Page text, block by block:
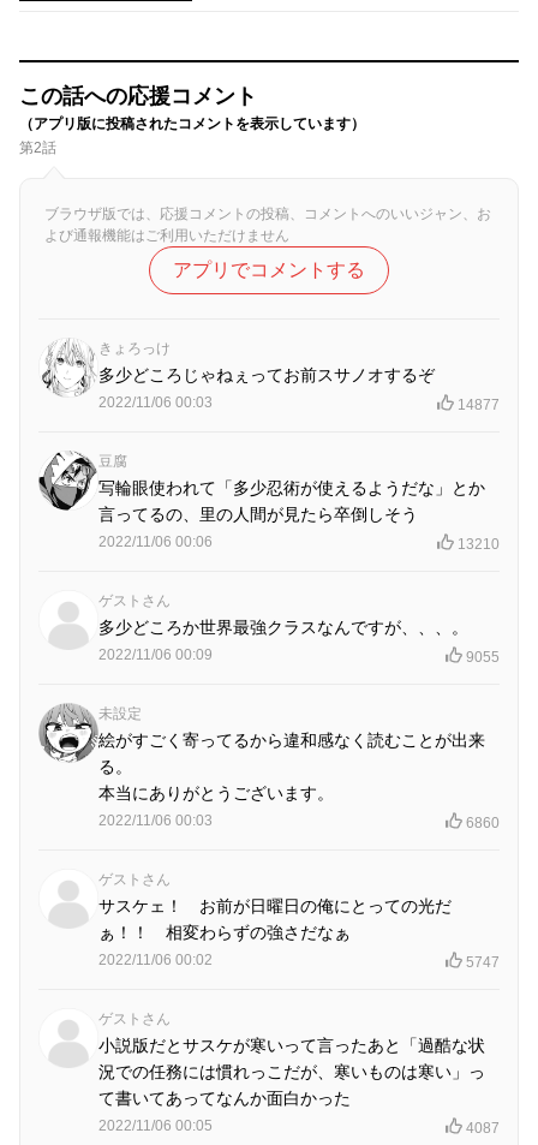
この話への応援コメント
（アプリ版に投稿されたコメントを表示しています）
第2話
ブラウザ版では、応援コメントの投稿、コメントへのいいジャン、お
よび通報機能はご利用いただけません
アプリでコメントする
きょろっけ
多少どころじゃねぇってお前スサノオするぞ
2022/11/06 00:03 14877
豆腐
写輪眼使われて「多少忍術が使えるようだな」とか
言ってるの、里の人間が見たら卒倒しそう
2022/11/06 00:06 13210
ゲストさん
多少どころか世界最強クラスなんですが、、、。
2022/11/06 00:09 9055
未設定
絵がすごく寄ってるから違和感なく読むことが出来
る。
本当にありがとうございます。
2022/11/06 00:03 6860
ゲストさん
サスケェ！ お前が日曜日の俺にとっての光だ
ぁ！！ 相変わらずの強さだなぁ
2022/11/06 00:02 5747
ゲストさん
小説版だとサスケが寒いって言ったあと「過酷な状
況での任務には慣れっこだが、寒いものは寒い」っ
て書いてあってなんか面白かった
2022/11/06 00:05 4087